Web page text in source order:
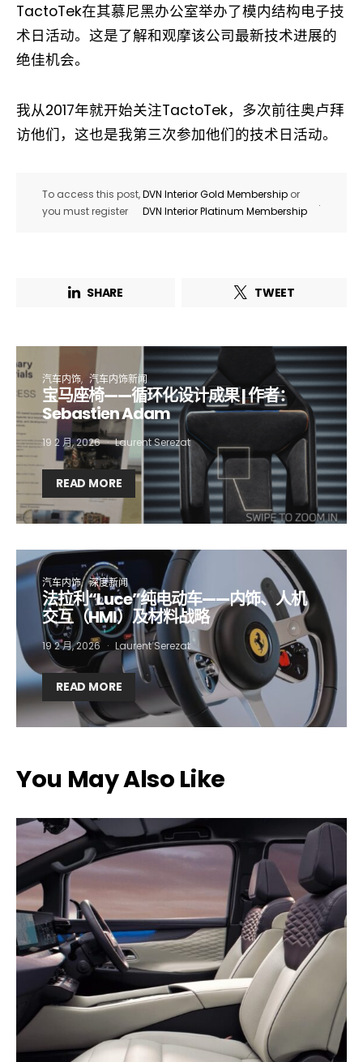
TactoTek在其慕尼黑办公室举办了模内结构电子技
术日活动。这是了解和观摩该公司最新技术进展的
绝佳机会。
我从2017年就开始关注TactoTek，多次前往奥卢拜
访他们，这也是我第三次参加他们的技术日活动。
To access this post,
you must register
DVN Interior Gold Membership or
DVN Interior Platinum Membership
.
SHARE TWEET
汽车内饰 汽车内饰新闻
宝马座椅——循环化设计成果 | 作者：
Sebastien Adam
19 2 月, 2026 Laurent Serezat
READ MORE
汽车内饰 深度新闻
法拉利“Luce”纯电动车——内饰、人机
交互（HMI）及材料战略
19 2 月, 2026 Laurent Serezat
READ MORE
You May Also Like